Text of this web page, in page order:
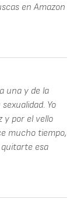
en Amazon
una y de la
Yo
y por el vello
mucho tiempo,
quitarte esa